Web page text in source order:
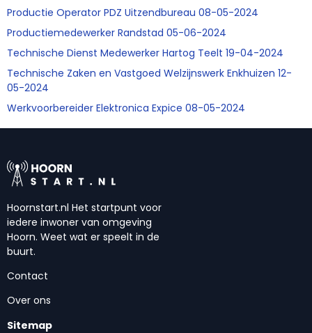
Productie Operator PDZ Uitzendbureau 08-05-2024
Productiemedewerker Randstad 05-06-2024
Technische Dienst Medewerker Hartog Teelt 19-04-2024
Technische Zaken en Vastgoed Welzijnswerk Enkhuizen 12-
05-2024
Werkvoorbereider Elektronica Expice 08-05-2024
Hoornstart.nl Het startpunt voor
iedere inwoner van omgeving
Hoorn. Weet wat er speelt in de
buurt.
Contact
Over ons
Sitemap